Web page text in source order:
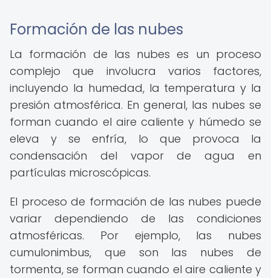
Formación de las nubes
La formación de las nubes es un proceso
complejo que involucra varios factores,
incluyendo la humedad, la temperatura y la
presión atmosférica. En general, las nubes se
forman cuando el aire caliente y húmedo se
eleva y se enfría, lo que provoca la
condensación del vapor de agua en
partículas microscópicas.
El proceso de formación de las nubes puede
variar dependiendo de las condiciones
atmosféricas. Por ejemplo, las nubes
cumulonimbus, que son las nubes de
tormenta, se forman cuando el aire caliente y